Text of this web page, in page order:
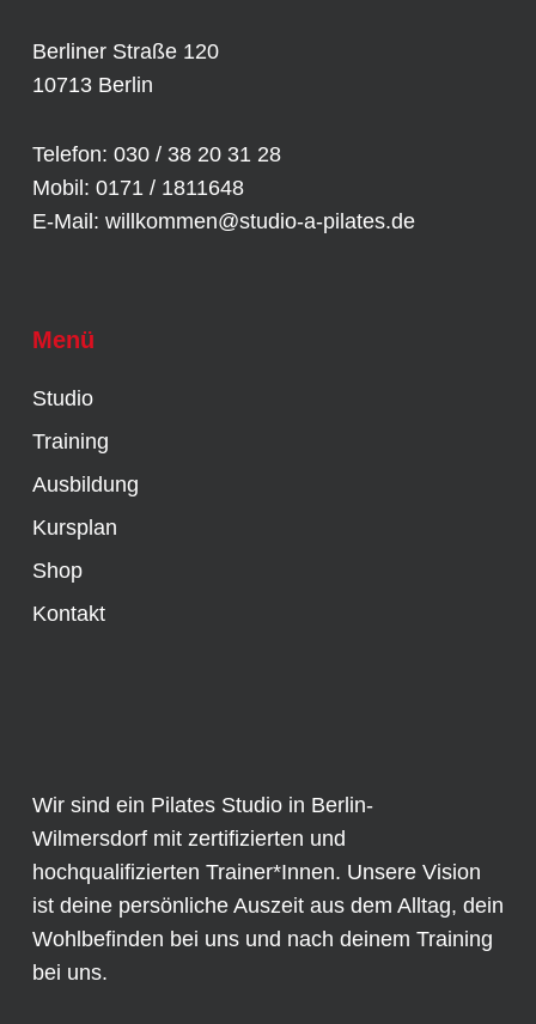
Berliner Straße 120
10713 Berlin
Telefon: 030 / 38 20 31 28
Mobil: 0171 / 1811648
E-Mail: willkommen@studio-a-pilates.de
Menü
Studio
Training
Ausbildung
Kursplan
Shop
Kontakt
Wir sind ein Pilates Studio in Berlin-
Wilmersdorf mit zertifizierten und
hochqualifizierten Trainer*Innen. Unsere Vision
ist deine persönliche Auszeit aus dem Alltag, dein
Wohlbefinden bei uns und nach deinem Training
bei uns.